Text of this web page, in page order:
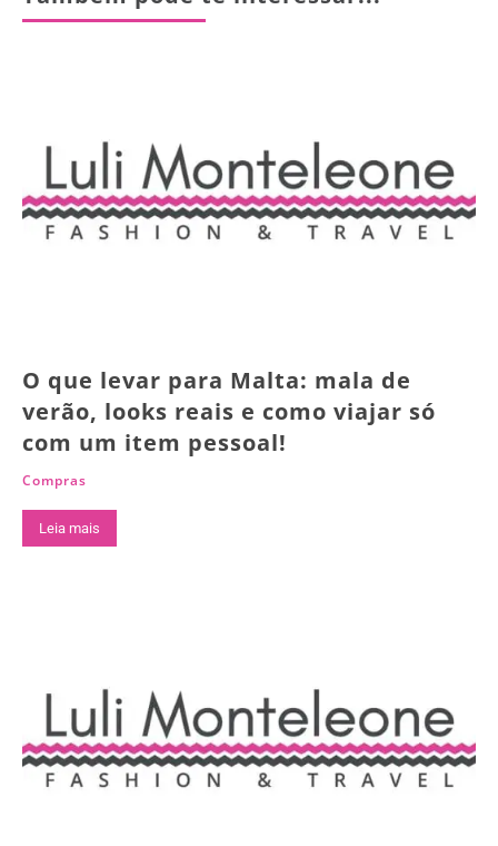
O que levar para Malta: mala de
verão, looks reais e como viajar só
com um item pessoal!
Compras
Leia mais